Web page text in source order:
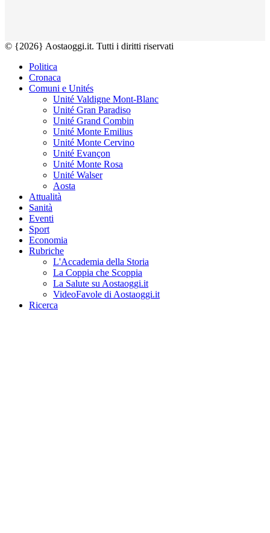
© {2026} Aostaoggi.it. Tutti i diritti riservati
Politica
Cronaca
Comuni e Unités
Unité Valdigne Mont-Blanc
Unité Gran Paradiso
Unité Grand Combin
Unité Monte Emilius
Unité Monte Cervino
Unité Evançon
Unité Monte Rosa
Unité Walser
Aosta
Attualità
Sanità
Eventi
Sport
Economia
Rubriche
L'Accademia della Storia
La Coppia che Scoppia
La Salute su Aostaoggi.it
VideoFavole di Aostaoggi.it
Ricerca